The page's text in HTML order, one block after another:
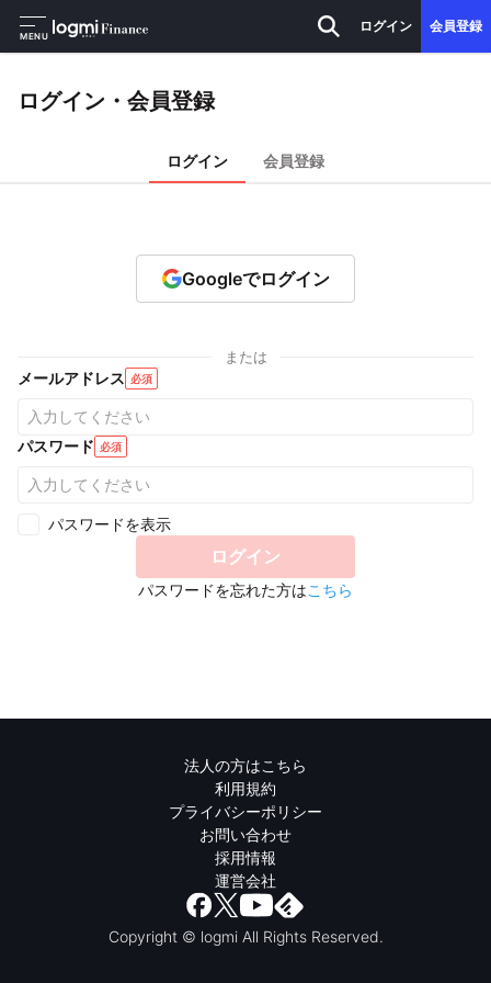
MENU
ログイン 会員登録
ログイン・会員登録
ログイン 会員登録
Googleでログイン
または
メールアドレス 必須
パスワード 必須
パスワードを表示
ログイン
パスワードを忘れた方はこちら
法人の方はこちら
利用規約
プライバシーポリシー
お問い合わせ
採用情報
運営会社
Copyright © logmi All Rights Reserved.